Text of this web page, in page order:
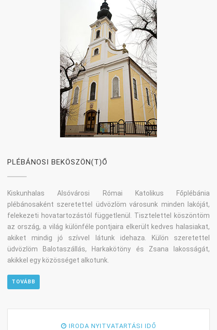
PLÉBÁNOSI BEKÖSZÖN(T)Ő
Kiskunhalas Alsóvárosi Római Katolikus Főplébánia
plébánosaként szeretettel üdvözlöm városunk minden lakóját,
felekezeti hovatartozástól függetlenül. Tisztelettel köszöntöm
az ország, a világ különféle pontjaira elkerült kedves halasiakat,
akiket mindig jó szívvel látunk idehaza. Külön szeretettel
üdvözlöm Balotaszállás, Harkakötöny és Zsana lakosságát,
akikkel egy közösséget alkotunk.
TOVÁBB
IRODA NYITVATARTÁSI IDŐ